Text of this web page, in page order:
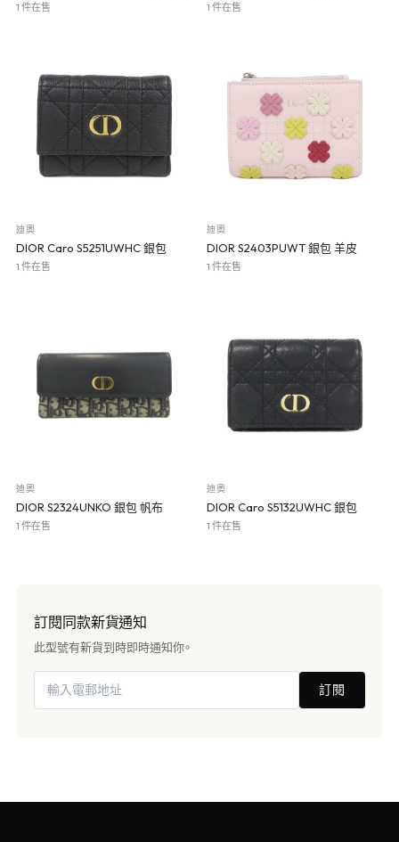
1 件在售 1 件在售
迪奧
DIOR Caro S5251UWHC 銀包
1 件在售
迪奧
DIOR S2403PUWT 銀包 羊皮
1 件在售
迪奧
DIOR S2324UNKO 銀包 帆布
1 件在售
迪奧
DIOR Caro S5132UWHC 銀包
1 件在售
訂閱同款新貨通知
此型號有新貨到時即時通知你。
訂閱